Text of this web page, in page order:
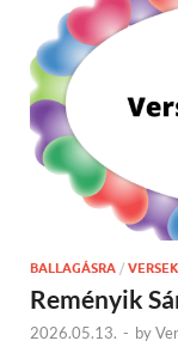
BALLAGÁSRA /
Reményik
2026.05.13. - by